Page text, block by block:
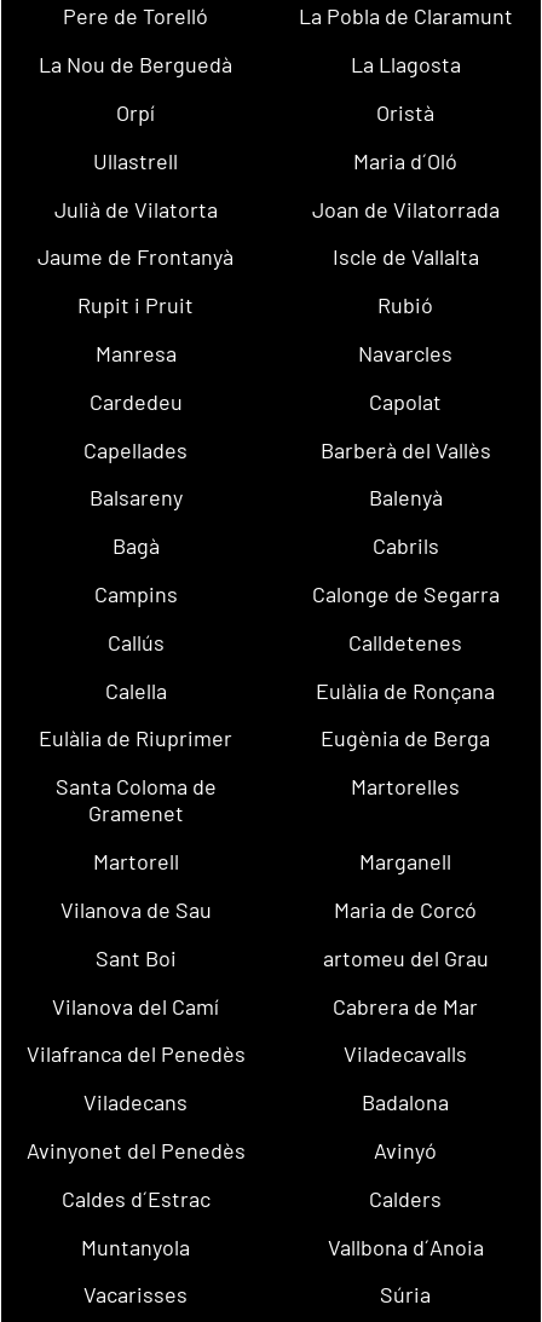
Pere de Torelló
La Pobla de Claramunt
La Nou de Berguedà
La Llagosta
Orpí
Oristà
Ullastrell
Maria d´Oló
Julià de Vilatorta
Joan de Vilatorrada
Jaume de Frontanyà
Iscle de Vallalta
Rupit i Pruit
Rubió
Manresa
Navarcles
Cardedeu
Capolat
Capellades
Barberà del Vallès
Balsareny
Balenyà
Bagà
Cabrils
Campins
Calonge de Segarra
Callús
Calldetenes
Calella
Eulàlia de Ronçana
Eulàlia de Riuprimer
Eugènia de Berga
Santa Coloma de
Gramenet
Martorelles
Martorell
Marganell
Vilanova de Sau
Maria de Corcó
Sant Boi
artomeu del Grau
Vilanova del Camí
Cabrera de Mar
Vilafranca del Penedès
Viladecavalls
Viladecans
Badalona
Avinyonet del Penedès
Avinyó
Caldes d´Estrac
Calders
Muntanyola
Vallbona d´Anoia
Vacarisses
Súria